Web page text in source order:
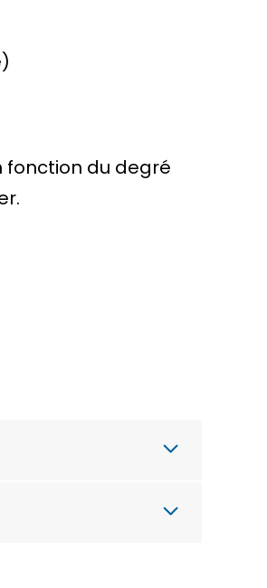
fonction du degré